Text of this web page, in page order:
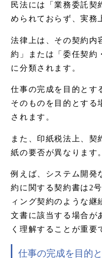
民法には「業務委託契
められておらず、実務
法律上は、その契約内
約」または「委任契約
に分類されます。
仕事の完成を目的とす
そのものを目的とする
されます。
また、印紙税法上、契
紙の要否が異なります。
例えば、システム開発
約に関する契約書は2
ィング契約のような継
文書に該当する場合が
く理解することが重要
仕事の完成を目的